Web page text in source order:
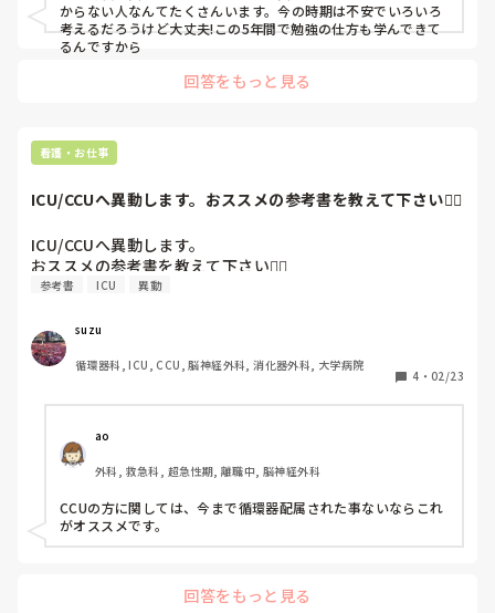
からない人なんてたくさんいます。今の時期は不安でいろいろ
考えるだろうけど大丈夫!この5年間で勉強の仕方も学んできて
るんですから
回答をもっと見る
看護・お仕事
ICU/CCUへ異動します。おススメの参考書を教えて下さい🙇‍♀️
ICU/CCUへ異動します。
おススメの参考書を教えて下さい🙇‍♀️
参考書 ICU 異動
suzu
循環器科, ICU, CCU, 脳神経外科, 消化器外科, 大学病院
4 ・ 02/23
ao
外科, 救急科, 超急性期, 離職中, 脳神経外科
CCUの方に関しては、今まで循環器配属された事ないならこれ
がオススメです。
回答をもっと見る